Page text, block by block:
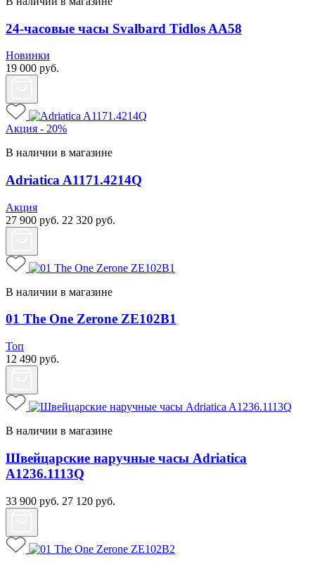
24-часовые часы Svalbard Tidlos AA58
Новинки
19 000 руб.
Акция - 20%
В наличии в магазине
Adriatica A1171.4214Q
Акция
27 900 руб. 22 320 руб.
В наличии в магазине
01 The One Zerone ZE102B1
Топ
12 490 руб.
В наличии в магазине
Швейцарские наручные часы Adriatica
A1236.1113Q
33 900 руб. 27 120 руб.